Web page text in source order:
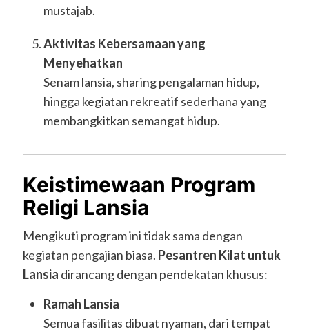
mustajab.
Aktivitas Kebersamaan yang
Menyehatkan
Senam lansia, sharing pengalaman hidup,
hingga kegiatan rekreatif sederhana yang
membangkitkan semangat hidup.
Keistimewaan Program
Religi Lansia
Mengikuti program ini tidak sama dengan
kegiatan pengajian biasa. Pesantren Kilat untuk
Lansia dirancang dengan pendekatan khusus:
Ramah Lansia
Semua fasilitas dibuat nyaman, dari tempat